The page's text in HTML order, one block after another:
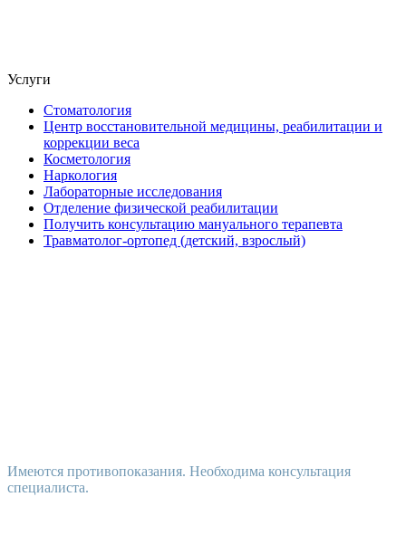
Услуги
Стоматология
Центр восстановительной медицины, реабилитации и
коррекции веса
Косметология
Наркология
Лабораторные исследования
Отделение физической реабилитации
Получить консультацию мануального терапевта
Травматолог-ортопед (детский, взрослый)
Имеются противопоказания. Необходима консультация
специалиста.